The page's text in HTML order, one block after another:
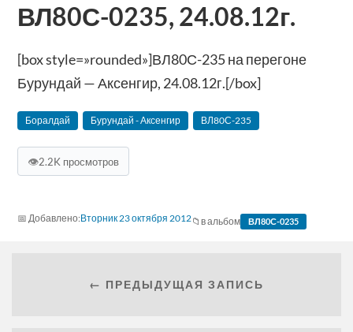
ВЛ80С-0235, 24.08.12г.
[box style=»rounded»]ВЛ80С-235 на перегоне
Бурундай — Аксенгир, 24.08.12г.[/box]
Боралдай Бурундай - Аксенгир ВЛ80С-235
👁2.2K просмотров
Вторник 23 октября 2012 в альбом ВЛ80С-0235
← ПРЕДЫДУЩАЯ ЗАПИСЬ